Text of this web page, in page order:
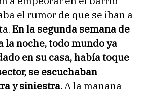
el rumor de que se iban a
En la segunda semana de
la noche, todo mundo ya
en su casa, había toque
se escuchaban
y siniestra.A la mañana